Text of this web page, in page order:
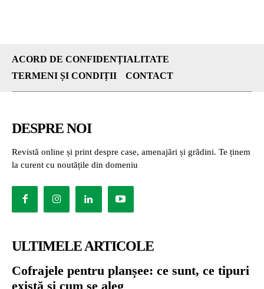
ACORD DE CONFIDENȚIALITATE
TERMENI ȘI CONDIȚII
CONTACT
DESPRE NOI
Revistă online și print despre case, amenajări și grădini. Te ținem
la curent cu noutățile din domeniu
ULTIMELE ARTICOLE
Cofrajele pentru planșee: ce sunt, ce tipuri
există și cum se aleg